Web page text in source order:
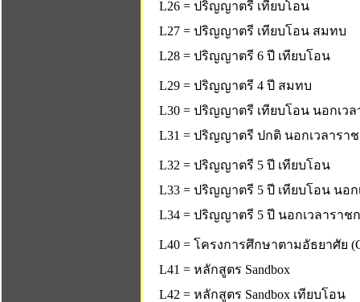
L26 = ปริญญาตรี เทียบโอน
L27 = ปริญญาตรี เทียบโอน สมทบ
L28 = ปริญญาตรี 6 ปี เทียบโอน
L29 = ปริญญาตรี 4 ปี สมทบ
L30 = ปริญญาตรี เทียบโอน นอกเวล
L31 = ปริญญาตรี ปกติ นอกเวลารา
L32 = ปริญญาตรี 5 ปี เทียบโอน
L33 = ปริญญาตรี 5 ปี เทียบโอน นอก
L34 = ปริญญาตรี 5 ปี นอกเวลาราช
L40 = โครงการศึกษาตามอัธยาศัย
L41 = หลักสูตร Sandbox
L42 = หลักสูตร Sandbox เทียบโอน